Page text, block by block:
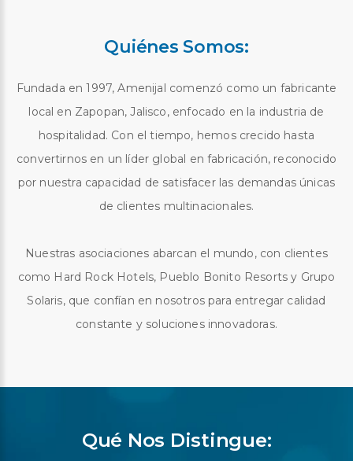
Quiénes Somos:
Fundada en 1997, Amenijal comenzó como un fabricante
local en Zapopan, Jalisco, enfocado en la industria de
hospitalidad. Con el tiempo, hemos crecido hasta
convertirnos en un líder global en fabricación, reconocido
por nuestra capacidad de satisfacer las demandas únicas
de clientes multinacionales.
Nuestras asociaciones abarcan el mundo, con clientes
como Hard Rock Hotels, Pueblo Bonito Resorts y Grupo
Solaris, que confían en nosotros para entregar calidad
constante y soluciones innovadoras.
Qué Nos Distingue: